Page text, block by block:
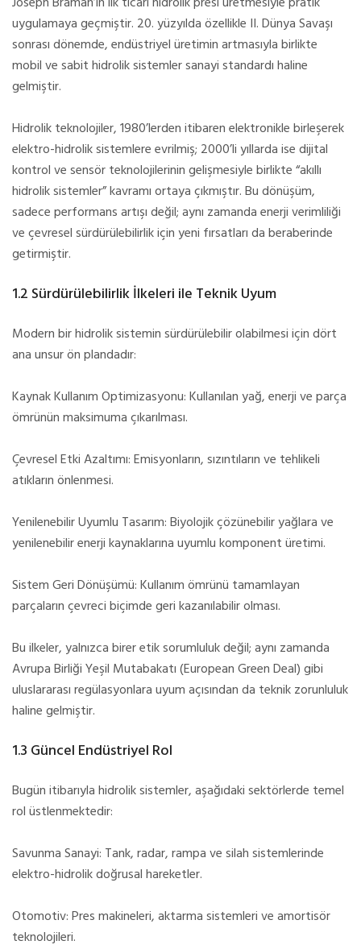
uygulamaya geçmiştir. 20. yüzyılda özellikle II. Dünya Savaşı
sonrası dönemde, endüstriyel üretimin artmasıyla birlikte
mobil ve sabit hidrolik sistemler sanayi standardı haline
gelmiştir.
Hidrolik teknolojiler, 1980’lerden itibaren elektronikle birleşerek
elektro-hidrolik sistemlere evrilmiş; 2000’li yıllarda ise dijital
kontrol ve sensör teknolojilerinin gelişmesiyle birlikte “akıllı
hidrolik sistemler” kavramı ortaya çıkmıştır. Bu dönüşüm,
sadece performans artışı değil; aynı zamanda enerji verimliliği
ve çevresel sürdürülebilirlik için yeni fırsatları da beraberinde
getirmiştir.
1.2 Sürdürülebilirlik İlkeleri ile Teknik Uyum
Modern bir hidrolik sistemin sürdürülebilir olabilmesi için dört
ana unsur ön plandadır:
Kaynak Kullanım Optimizasyonu: Kullanılan yağ, enerji ve parça
ömrünün maksimuma çıkarılması.
Çevresel Etki Azaltımı: Emisyonların, sızıntıların ve tehlikeli
atıkların önlenmesi.
Yenilenebilir Uyumlu Tasarım: Biyolojik çözünebilir yağlara ve
yenilenebilir enerji kaynaklarına uyumlu komponent üretimi.
Sistem Geri Dönüşümü: Kullanım ömrünü tamamlayan
parçaların çevreci biçimde geri kazanılabilir olması.
Bu ilkeler, yalnızca birer etik sorumluluk değil; aynı zamanda
Avrupa Birliği Yeşil Mutabakatı (European Green Deal) gibi
uluslararası regülasyonlara uyum açısından da teknik zorunluluk
haline gelmiştir.
1.3 Güncel Endüstriyel Rol
Bugün itibarıyla hidrolik sistemler, aşağıdaki sektörlerde temel
rol üstlenmektedir:
Savunma Sanayi: Tank, radar, rampa ve silah sistemlerinde
elektro-hidrolik doğrusal hareketler.
Otomotiv: Pres makineleri, aktarma sistemleri ve amortisör
teknolojileri.